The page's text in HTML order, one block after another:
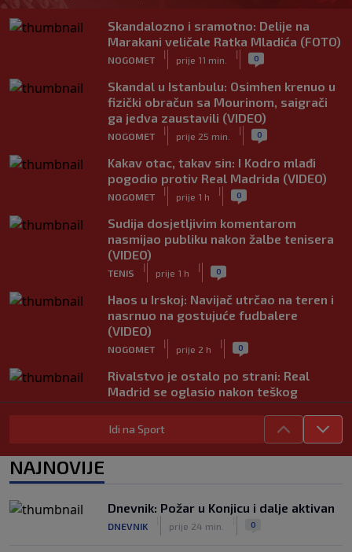
Skandalozno i sramotno: Delije na
Marakani veličale Ratka Mladića (FOTO)
NOGOMET
|
prije 11 min.
| 0
Skandal u Istanbulu: Osimhen krenuo u
fizički obračun sa Mourinom, saigrači
ga jedva zaustavili (VIDEO)
NOGOMET
|
prije 25 min.
| 0
Kakav otac, takav sin: I Kodro mlađi
pogodio protiv Real Madrida (VIDEO)
NOGOMET
|
prije 1 h
| 0
Sudija dosjetljivim komentarom
nasmijao publiku nakon žalbe tenisera
(VIDEO)
TENIS
|
prije 1 h
| 0
Haos u Irskoj: Navijač utrčao na teren i
nasrnuo na gostujuće fudbalere
(VIDEO)
NOGOMET
|
prije 2 h
| 0
Rivalstvo je ostalo po strani: Real
Madrid se oglasio nakon teškog
gubitka Lionela Messija
NOGOMET
prije 2 h
Infantino nekada poručivao: "Novac
Idi na Sport
NAJNOVIJE
Dnevnik: Požar u Konjicu i dalje aktivan
DNEVNIK prije 24 min. 0